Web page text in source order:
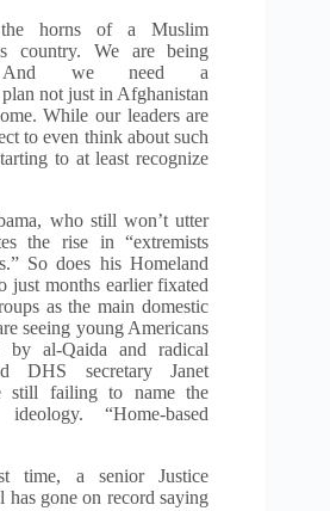
horns of a Muslim
country. We are being
And we need a
not just in Afghanistan
While our leaders are
to even think about such
to at least recognize
who still won’t utter
the rise in “extremists
So does his Homeland
just months earlier fixated
as the main domestic
seeing young Americans
by al-Qaida and radical
DHS secretary Janet
still failing to name the
“Home-based
time, a senior Justice
has gone on record saying